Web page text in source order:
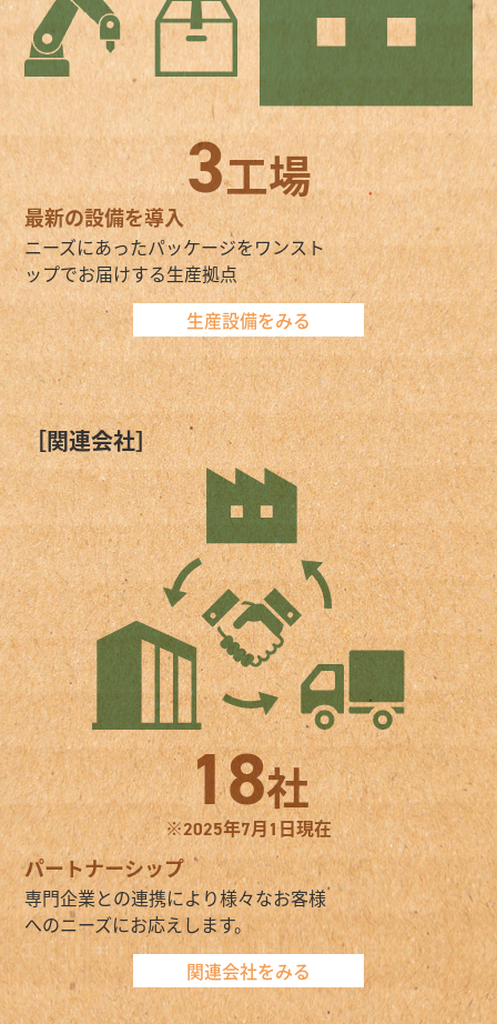
3工場
最新の設備を導入
ニーズにあったパッケージをワンスト
ップでお届けする生産拠点
生産設備をみる
［関連会社］
18社
※2025年7月1日現在
パートナーシップ
専門企業との連携により様々なお客様
へのニーズにお応えします。
関連会社をみる